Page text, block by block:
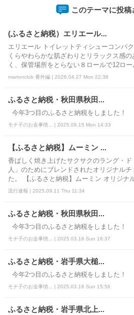
このテーマに投稿
(ふるさと納税）エリエール...
エリエール トイレットティシューコンパ
くらやわらかな肌ざわりとリラックス感
く、保管場所をとらない８ロールで12ロー
marronclub 番外編 | 2026.04.27 Mon 22:38
ふるさと納税・秋田県秋田...
今年3つ目のふるさと納税をしました！
モチ子のお金事情... | 2025.09.15 Mon 14:33
【ふるさと納税】ムーミン ...
香ばしく焼き上げたサクサクのラング・
人」のためにブレンドされたオリジナル
た。 【ふるさと納税】ムーミン オリジナ
流行速報 | 2025.09.11 Thu 11:34
ふるさと納税・秋田県秋田...
今年3つ目のふるさと納税をしました！
モチ子のお金事情... | 2025.03.16 Sun 16:37
ふるさと納税・岩手県大槌...
今年2つ目のふるさと納税をしました！
モチ子のお金事情... | 2025.03.16 Sun 15:56
ふるさと納税・岩手県北上...